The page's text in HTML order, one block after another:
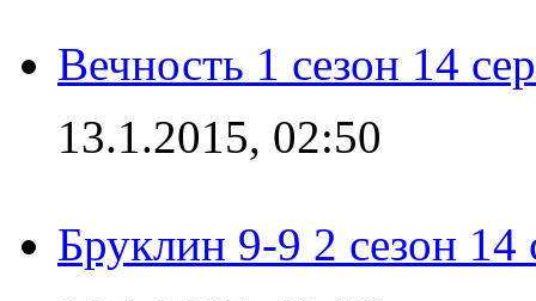
Вечность 1 сезон 14
13.1.2015, 02:50
Бруклин 9-9 2 сезон 14